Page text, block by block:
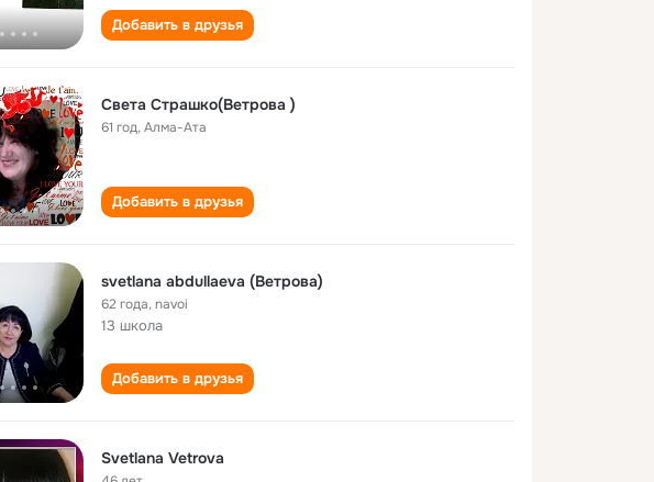
Добавить в друзья
Света Страшко(Ветрова )
61 год,Алма-Ата
Добавить в друзья
svetlana abdullaeva (Ветрова)
62 года,navoi
13 школа
Добавить в друзья
Svetlana Vetrova